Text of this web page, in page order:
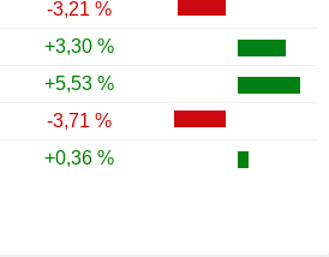
-3,21 %
+3,30 %
+5,53 %
-3,71 %
+0,36 %